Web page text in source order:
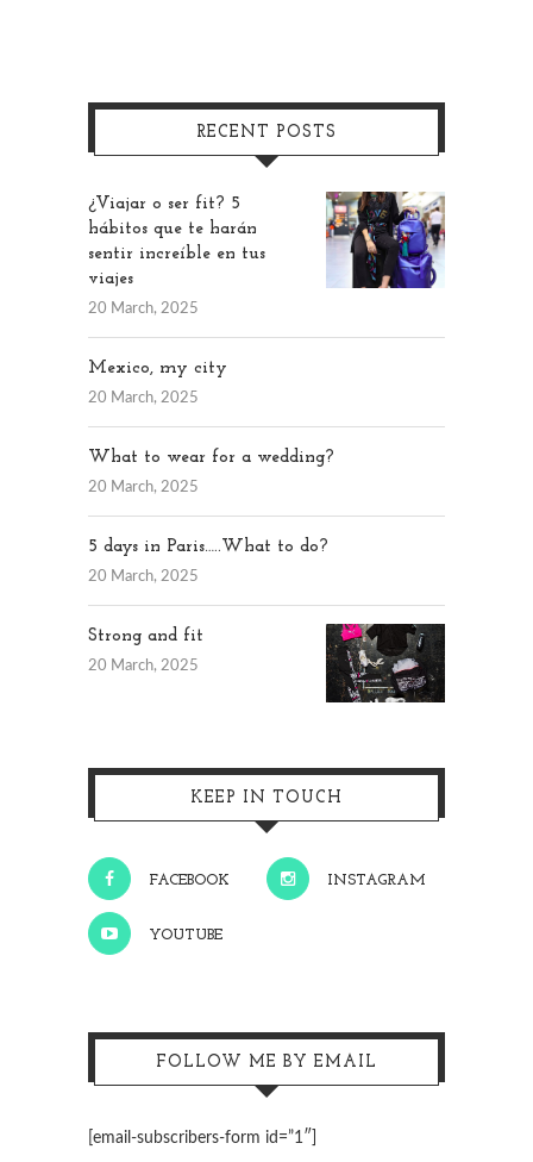
RECENT POSTS
¿Viajar o ser fit? 5
hábitos que te harán
sentir increíble en tus
viajes
20 March, 2025
Mexico, my city
20 March, 2025
What to wear for a wedding?
20 March, 2025
5 days in Paris…..What to do?
20 March, 2025
Strong and fit
20 March, 2025
KEEP IN TOUCH
FACEBOOK INSTAGRAM
YOUTUBE
FOLLOW ME BY EMAIL
[email-subscribers-form id=”1″]